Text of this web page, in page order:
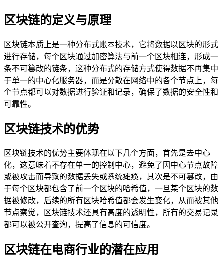
区块链的定义与原理
区块链本质上是一种分布式账本技术，它将数据以区块的形式
进行存储，每个区块通过加密算法与前一个区块相连，形成一
条不可篡改的链条，这种分布式的存储方式使得数据不再集中
于单一的中心化服务器，而是分散在网络中的各个节点上，每
个节点都可以对数据进行验证和记录，确保了数据的安全性和
可靠性。
区块链技术的优势
区块链技术的优势主要体现在以下几个方面，首先是去中心
化，这意味着不存在单一的控制中心，避免了因中心节点故障
或被攻击而导致的数据丢失或系统瘫痪，其次是不可篡改，由
于每个区块都包含了前一个区块的哈希值，一旦某个区块的数
据被修改，后续的所有区块哈希值都会发生变化，从而被其他
节点察觉，区块链技术还具有高度的透明性，所有的交易记录
都可以被公开查询，提高了信息的可信度。
区块链在电商行业的潜在应用